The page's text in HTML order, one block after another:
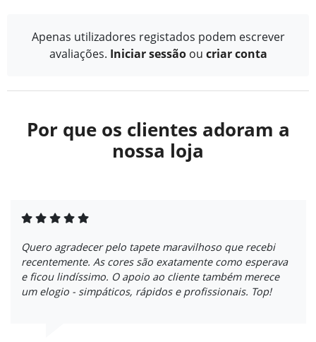
Apenas utilizadores registados podem escrever
avaliações. Iniciar sessão ou criar conta
Por que os clientes adoram a
nossa loja
Quero agradecer pelo tapete maravilhoso que recebi
recentemente. As cores são exatamente como esperava
e ficou lindíssimo. O apoio ao cliente também merece
um elogio - simpáticos, rápidos e profissionais. Top!